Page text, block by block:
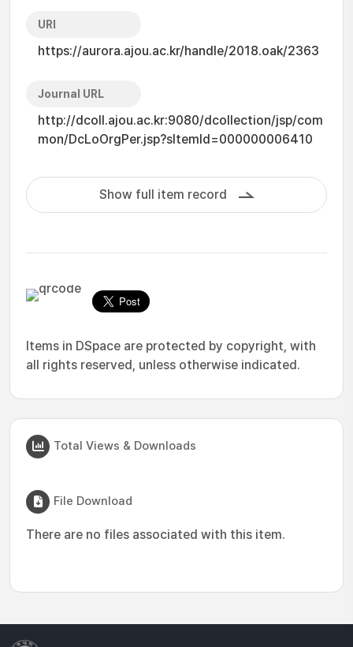
URI
https://aurora.ajou.ac.kr/handle/2018.oak/2363
Journal URL
http://dcoll.ajou.ac.kr:9080/dcollection/jsp/com
mon/DcLoOrgPer.jsp?sItemId=000000006410
Show full item record
Items in DSpace are protected by copyright, with
all rights reserved, unless otherwise indicated.
Total Views & Downloads
File Download
There are no files associated with this item.